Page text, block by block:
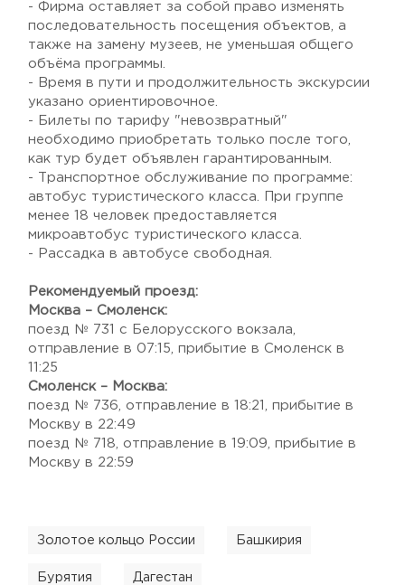
- Фирма оставляет за собой право изменять
последовательность посещения объектов, а
также на замену музеев, не уменьшая общего
объёма программы.
- Время в пути и продолжительность экскурсии
указано ориентировочное.
- Билеты по тарифу "невозвратный"
необходимо приобретать только после того,
как тур будет объявлен гарантированным.
- Транспортное обслуживание по программе:
автобус туристического класса. При группе
менее 18 человек предоставляется
микроавтобус туристического класса.
- Рассадка в автобусе свободная.
Рекомендуемый проезд:
Москва – Смоленск:
поезд № 731 с Белорусского вокзала,
отправление в 07:15, прибытие в Смоленск в
11:25
Смоленск – Москва:
поезд № 736, отправление в 18:21, прибытие в
Москву в 22:49
поезд № 718, отправление в 19:09, прибытие в
Москву в 22:59
Золотое кольцо России Башкирия
Бурятия Дагестан